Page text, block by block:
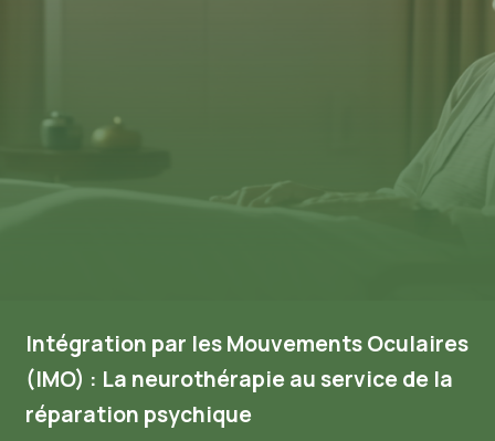
Intégration par les Mouvements Oculaires
(IMO) : La neurothérapie au service de la
réparation psychique